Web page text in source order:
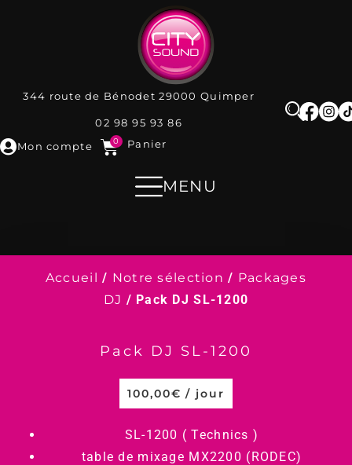
344 route de Bénodet 29000 Quimper
02 98 95 93 86
Mon compte
0 Panier
MENU
Accueil / Notre sélection / Packages
DJ / Pack DJ SL-1200
Pack DJ SL-1200
100,00€ / jour
SL-1200 ( Technics )
table de mixage MX2200 (RODEC)